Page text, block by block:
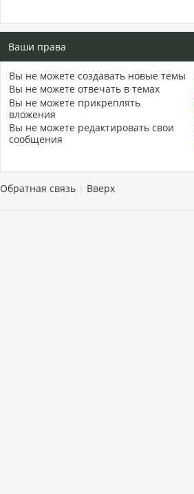
Ваши права
Вы не можете создавать новые темы
Вы не можете отвечать в темах
Вы не можете прикреплять
вложения
Вы не можете редактировать свои
сообщения
Обратная связь Вверх